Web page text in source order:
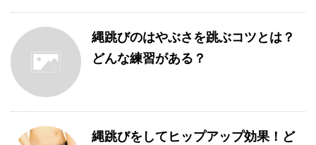
縄跳びのはやぶさを跳ぶコツとは？
どんな練習がある？
縄跳びをしてヒップアップ効果！ど